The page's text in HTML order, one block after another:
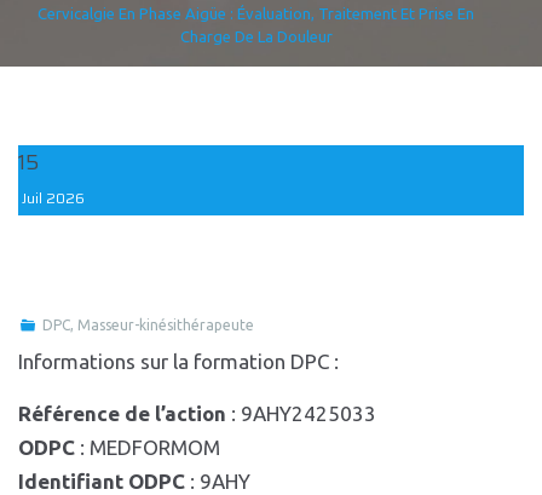
Cervicalgie En Phase Aigüe : Évaluation, Traitement Et Prise En
Charge De La Douleur
15
Juil 2026
DPC, Masseur-kinésithérapeute
Informations sur la formation DPC :
Référence de l’action : 9AHY2425033
ODPC : MEDFORMOM
Identifiant ODPC : 9AHY